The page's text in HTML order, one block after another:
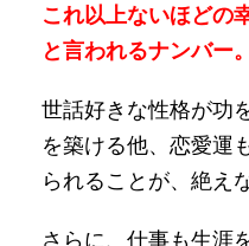
これ以上ないほどの
と言われるナンバー。
世話好きな性格が功
を築ける他、恋愛運
られることが、絶え
さらに、仕事も生涯